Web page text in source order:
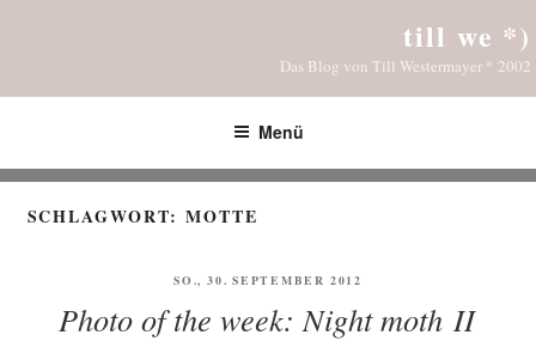
till we *)
Das Blog von Till Westermayer * 2002
Menü
SCHLAGWORT:MOTTE
VERÖFFENTLICHT
SO., 30. SEPTEMBER 2012
Photo of the week: Night moth II